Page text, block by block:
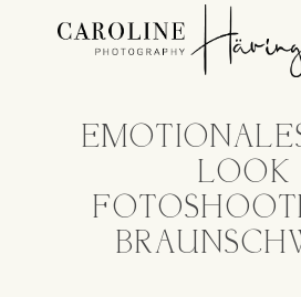
LOOK
Hochzeitsfotografie
Caro